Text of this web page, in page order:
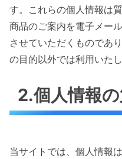
す。これらの個人情報は
商品のご案内を電子メー
させていただくものであ
の目的以外では利用いたし
2.個人情報
当サイトでは、個人情報